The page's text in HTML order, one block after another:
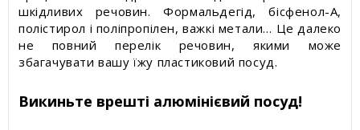
шкідливих речовин. Формальдегід, бісфенол-А,
полістирол і поліпропілен, важкі метали… Це далеко
не повний перелік речовин, якими може
збагачувати вашу їжу пластиковий посуд.
Викиньте врешті алюмінієвий посуд!